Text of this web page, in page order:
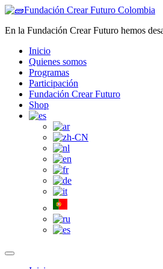
Saltar
contenido
En la Fundación Crear Futuro hemos
Inicio
Quienes somos
Programas
Participación
Fundación Crear Futuro
Shop